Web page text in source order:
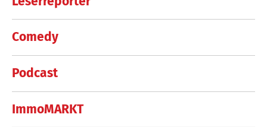
Comedy
Podcast
ImmoMARKT